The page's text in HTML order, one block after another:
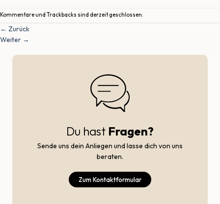
Kommentare und Trackbacks sind derzeit geschlossen.
← Zurück
Weiter →
Du hast Fragen?
Sende uns dein Anliegen und lasse dich von uns
beraten.
Zum Kontaktformular